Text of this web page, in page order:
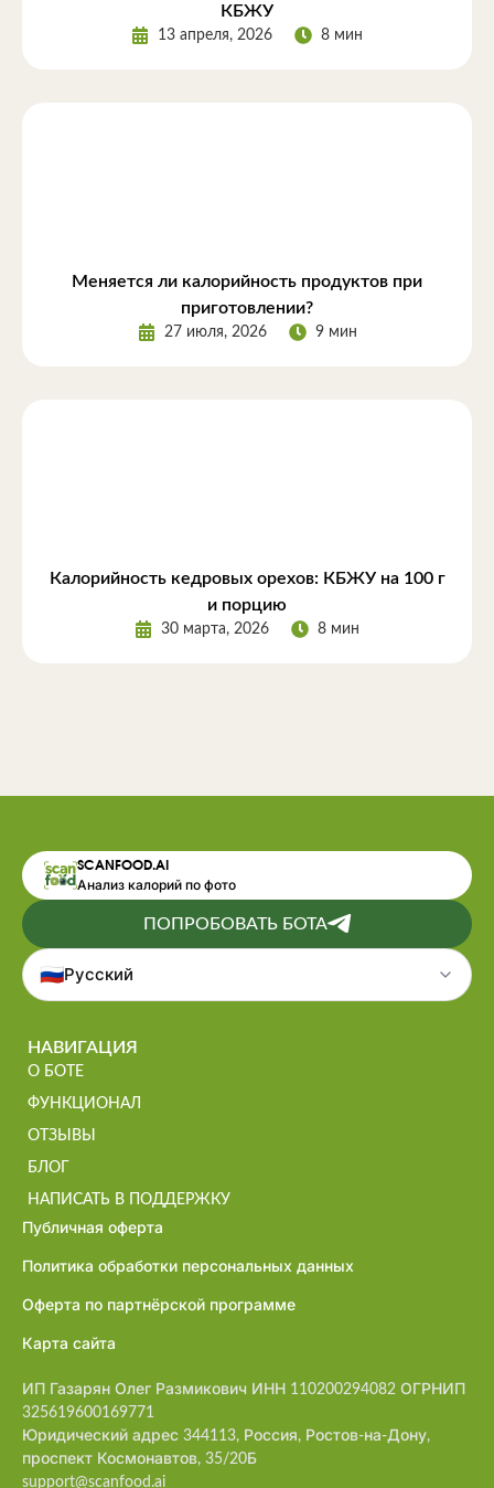
КБЖУ
13 апреля, 2026 8 мин
Меняется ли калорийность продуктов при
приготовлении?
27 июля, 2026 9 мин
Калорийность кедровых орехов: КБЖУ на 100 г
и порцию
30 марта, 2026 8 мин
SCANFOOD.AI
Анализ калорий по фото
ПОПРОБОВАТЬ БОТА
🇷🇺Русский
НАВИГАЦИЯ
О БОТЕ
ФУНКЦИОНАЛ
ОТЗЫВЫ
БЛОГ
НАПИСАТЬ В ПОДДЕРЖКУ
Публичная оферта
Политика обработки персональных данных
Оферта по партнёрской программе
Карта сайта
ИП Газарян Олег Размикович ИНН 110200294082 ОГРНИП
325619600169771
Юридический адрес 344113, Россия, Ростов-на-Дону,
проспект Космонавтов, 35/20Б
support@scanfood.ai